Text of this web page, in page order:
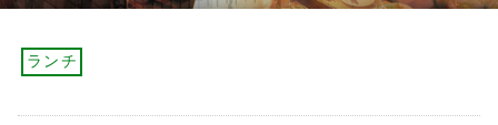
オンラインショップ
ランチ